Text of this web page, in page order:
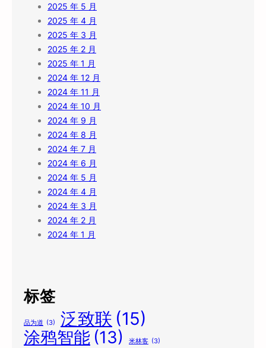
2025 年 5 月
2025 年 4 月
2025 年 3 月
2025 年 2 月
2025 年 1 月
2024 年 12 月
2024 年 11 月
2024 年 10 月
2024 年 9 月
2024 年 8 月
2024 年 7 月
2024 年 6 月
2024 年 5 月
2024 年 4 月
2024 年 3 月
2024 年 2 月
2024 年 1 月
标签
品为道 (3) 泛致联 (15)
涂鸦智能 (13) 米林客 (3)